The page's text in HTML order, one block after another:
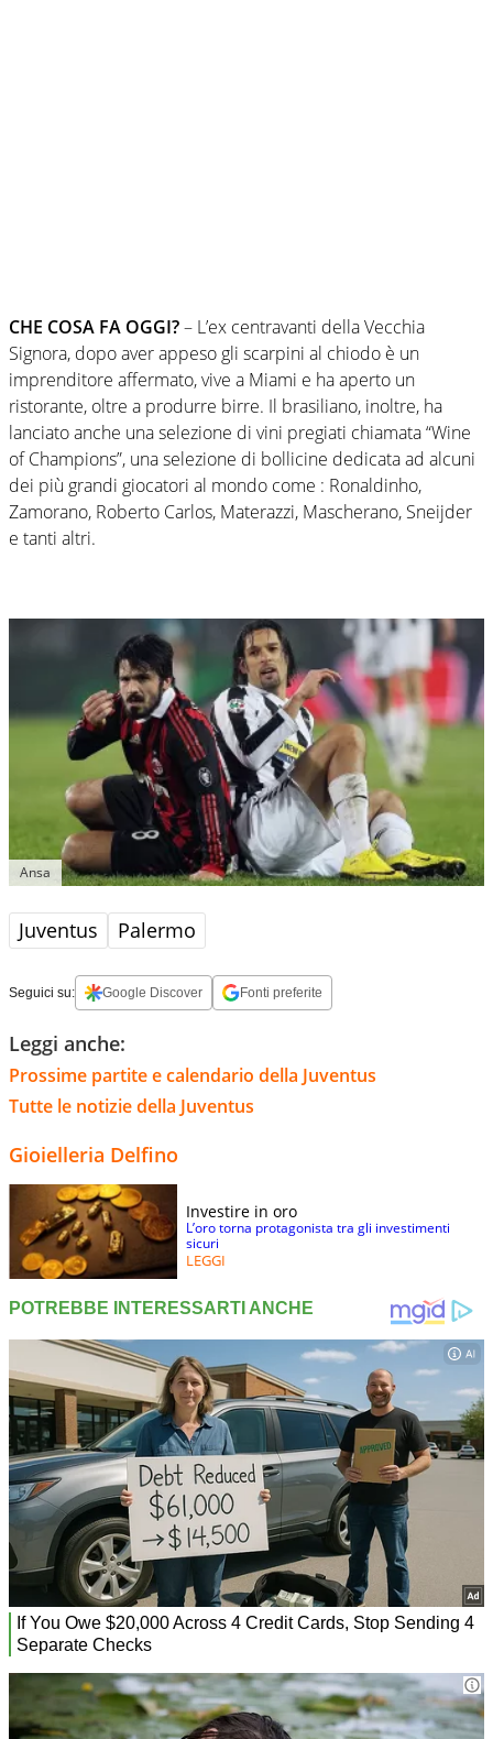
CHE COSA FA OGGI?– L’ex centravanti della Vecchia
Signora, dopo aver appeso gli scarpini al chiodo è un
imprenditore affermato, vive a Miami e ha aperto un
ristorante, oltre a produrre birre. Il brasiliano, inoltre, ha
lanciato anche una selezione di vini pregiati chiamata “Wine
of Champions”, una selezione di bollicine dedicata ad alcuni
dei più grandi giocatori al mondo come : Ronaldinho,
Zamorano, Roberto Carlos, Materazzi, Mascherano, Sneijder
e tanti altri.
Ansa
Juventus Palermo
Seguici su: Google Discover Fonti preferite
Leggi anche:
Prossime partite e calendario della Juventus
Tutte le notizie della Juventus
Gioielleria Delfino
Investire in oro
L’oro torna protagonista tra gli investimenti
sicuri
LEGGI